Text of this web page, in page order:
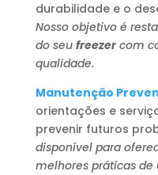
durabilidade e o
Nosso objetivo é
do seu freezercom
qualidade.
Manutenção
orientações e
prevenir futuros
disponível para
melhores práticas de